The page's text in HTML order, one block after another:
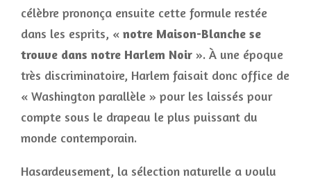
célèbre prononça ensuite cette formule restée
dans les esprits, « notre Maison-Blanche se
trouve dans notre Harlem Noir ». À une époque
très discriminatoire, Harlem faisait donc office de
« Washington parallèle » pour les laissés pour
compte sous le drapeau le plus puissant du
monde contemporain.
Hasardeusement, la sélection naturelle a voulu